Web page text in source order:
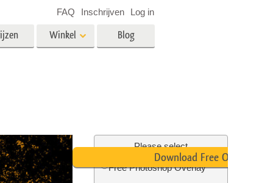
Winkel Blog
FAQ Inschrijven Log in
Please select
Free Photoshop Overlay
Download Free Overlay